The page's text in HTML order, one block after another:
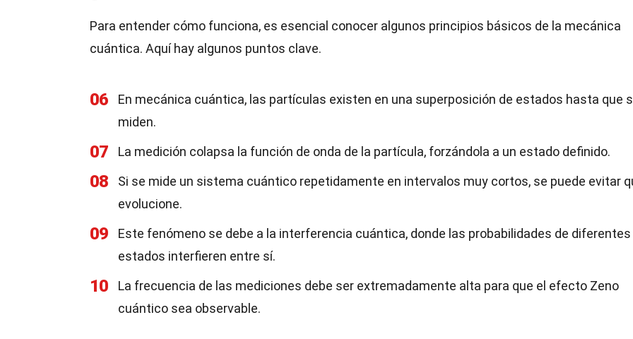
Para entender cómo funciona, es esencial conocer algunos principios básicos de la mecánica
cuántica. Aquí hay algunos puntos clave.
06
En mecánica cuántica, las partículas existen en una superposición de estados hasta que
miden.
07 La medición colapsa la función de onda de la partícula, forzándola a un estado definido.
08
Si se mide un sistema cuántico repetidamente en intervalos muy cortos, se puede evitar
evolucione.
09
Este fenómeno se debe a la interferencia cuántica, donde las probabilidades de diferentes
estados interfieren entre sí.
10
La frecuencia de las mediciones debe ser extremadamente alta para que el efecto Zeno
cuántico sea observable.